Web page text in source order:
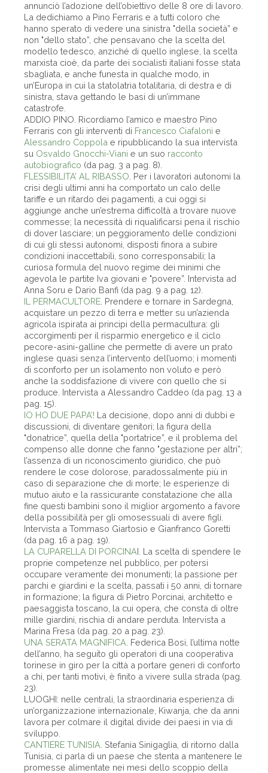
annunciò l’adozione dell’obiettivo delle 8 ore di lavoro.
La dedichiamo a Pino Ferraris e a tutti coloro che
hanno sperato di vedere una sinistra "della società” e
non "dello stato”, che pensavano che la scelta del
modello tedesco, anziché di quello inglese, la scelta
marxista cioè, da parte dei socialisti italiani fosse stata
sbagliata, e anche funesta in qualche modo, in
un’Europa in cui la statolatria totalitaria, di destra e di
sinistra, stava gettando le basi di un’immane
catastrofe.
ADDIO PINO. Ricordiamo l’amico e maestro Pino
Ferraris con gli interventi di Francesco Ciafaloni e
Alessandro Coppola e ripubblicando la sua intervista
su Osvaldo Gnocchi-Viani e un suo racconto
autobiografico (da pag. 3 a pag. 8).
FLESSIBILITA’ AL RIBASSO . Per i lavoratori autonomi la
crisi degli ultimi anni ha comportato un calo delle
tariffe e un ritardo dei pagamenti, a cui oggi si
aggiunge anche un’estrema difficoltà a trovare nuove
commesse; la necessità di riqualificarsi pena il rischio
di dover lasciare; un peggioramento delle condizioni
di cui gli stessi autonomi, disposti finora a subire
condizioni inaccettabili, sono corresponsabili; la
curiosa formula del nuovo regime dei minimi che
agevola le partite Iva giovani e "povere”. Intervista ad
Anna Soru e Dario Banfi (da pag. 9 a pag. 12).
IL PERMACULTORE . Prendere e tornare in Sardegna,
acquistare un pezzo di terra e metter su un’azienda
agricola ispirata ai principi della permacultura: gli
accorgimenti per il risparmio energetico e il ciclo
pecore-asini-galline che permette di avere un prato
inglese quasi senza l’intervento dell’uomo; i momenti
di sconforto per un isolamento non voluto e però
anche la soddisfazione di vivere con quello che si
produce. Intervista a Alessandro Caddeo (da pag. 13 a
pag. 15).
IO HO DUE PAPA’! La decisione, dopo anni di dubbi e
discussioni, di diventare genitori; la figura della
"donatrice”, quella della "portatrice”, e il problema del
compenso alle donne che fanno "gestazione per altri”;
l’assenza di un riconoscimento giuridico, che può
rendere le cose dolorose, paradossalmente più in
caso di separazione che di morte; le esperienze di
mutuo aiuto e la rassicurante constatazione che alla
fine questi bambini sono il miglior argomento a favore
della possibilità per gli omosessuali di avere figli.
Intervista a Tommaso Giartosio e Gianfranco Goretti
(da pag. 16 a pag. 19).
LA CUPARELLA DI PORCINAI. La scelta di spendere le
proprie competenze nel pubblico, per potersi
occupare veramente dei monumenti; la passione per
parchi e giardini e la scelta, passati i 50 anni, di tornare
in formazione; la figura di Pietro Porcinai, architetto e
paesaggista toscano, la cui opera, che consta di oltre
mille giardini, rischia di andare perduta. Intervista a
Marina Fresa (da pag. 20 a pag. 23).
UNA SERATA MAGNIFICA . Federica Bosi, l’ultima notte
dell’anno, ha seguito gli operatori di una cooperativa
torinese in giro per la città a portare generi di conforto
a chi, per tanti motivi, è finito a vivere sulla strada (pag.
23).
LUOGHI: nelle centrali, la straordinaria esperienza di
un’organizzazione internazionale, Kiwanja, che da anni
lavora per colmare il digital divide dei paesi in via di
sviluppo.
CANTIERE TUNISIA . Stefania Sinigaglia, di ritorno dalla
Tunisia, ci parla di un paese che stenta a mantenere le
promesse alimentate nei mesi dello scoppio della